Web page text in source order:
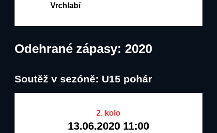
Vrchlabí
Odehrané zápasy: 2020
Soutěž v sezóně: U15 pohár
2. kolo
13.06.2020 11:00